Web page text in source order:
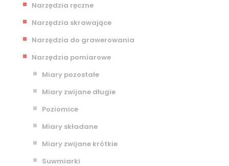
Narzędzia ręczne
Narzędzia skrawające
Narzędzia do grawerowania
Narzędzia pomiarowe
Miary pozostałe
Miary zwijane długie
Poziomice
Miary składane
Miary zwijane krótkie
Suwmiarki